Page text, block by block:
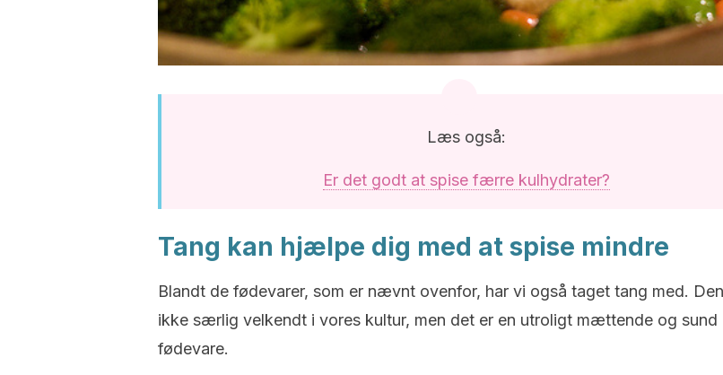
Læs også:
Er det godt at spise færre kulhydrater?
Tang kan hjælpe dig med at spise mindre
Blandt de fødevarer, som er nævnt ovenfor, har vi også taget tang med.
ikke særlig velkendt i vores kultur, men det er en utroligt mættende og sund
fødevare.